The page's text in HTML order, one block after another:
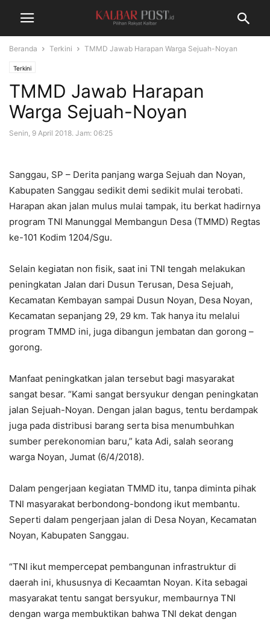
Beranda Terkini TMMD Jawab Harapan Warga Sejuah-Noyan
Terkini
TMMD Jawab Harapan
Warga Sejuah-Noyan
Senin, 9 April 2018. Jam: 06:25
Sanggau, SP – Derita panjang warga Sejuah dan Noyan,
Kabupaten Sanggau sedikit demi sedikit mulai terobati.
Harapan akan jalan mulus mulai tampak, itu berkat hadirnya
program TNI Manunggal Membangun Desa (TMMD) Regtas
ke-101 Kodim 1204/Sgu.
Selain kegiatan non fisik, saat ini TNI tengah melakukan
peningkatan Jalan dari Dusun Terusan, Desa Sejuah,
Kecamatan Kembayan sampai Dusun Noyan, Desa Noyan,
Kecamatan sepanjang 29, 29 km. Tak hanya itu melalui
program TMMD ini, juga dibangun jembatan dan gorong –
gorong.
Manfaat peningkatkan jalan tersebut bagi masyarakat
sangat besar. “Kami sangat bersyukur dengan peningkatan
jalan Sejuah-Noyan. Dengan jalan bagus, tentu berdampak
juga pada distribusi barang serta bisa menumbuhkan
sumber perekonomian baru,” kata Adi, salah seorang
warga Noyan, Jumat (6/4/2018).
Dalam pengerjaan kegiatan TMMD itu, tanpa diminta pihak
TNI masyarakat berbondong-bondong ikut membantu.
Seperti dalam pengerjaan jalan di Desa Noyan, Kecamatan
Noyan, Kabupaten Sanggau.
“TNI ikut mempercepat pembangunan infrastruktur di
daerah ini, khususnya di Kecaamtan Noyan. Kita sebagai
masyarakat tentu sangat bersyukur, membaurnya TNI
dengan warga membuktikan bahwa TNI dekat dengan